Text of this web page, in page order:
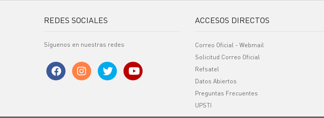
REDES SOCIALES
Síguenos en nuestras redes
ACCESOS DIRECTOS
Correo Oficial - Webmail
Solicitud Correo Oficial
Refsatel
Datos Abiertos
Preguntas Frecuentes
UPSTI